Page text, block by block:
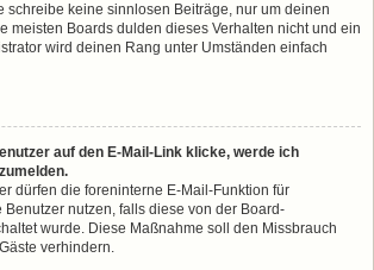
schreibe keine sinnlosen Beiträge, nur um deinen
meisten Boards dulden dieses Verhalten nicht und ein
wird deinen Rang unter Umständen einfach
auf den E-Mail-Link klicke, werde ich
dürfen die foreninterne E-Mail-Funktion für
Benutzer nutzen, falls diese von der Board-
wurde. Diese Maßnahme soll den Missbrauch
verhindern.